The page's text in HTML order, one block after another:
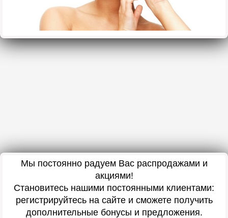
Мы постоянно радуем Вас распродажами и
акциями!
Становитесь нашими постоянными клиентами:
регистрируйтесь на сайте и сможете получить
дополнительные бонусы и предложения.